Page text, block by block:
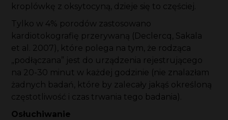
kroplówkę z oksytocyną, dzieje się to częściej.
Tylko w 4% porodów zastosowano
kardiotokografię przerywaną (Declercq, Sakala
et al. 2007), które polega na tym, że rodząca
„podłączana” jest do urządzenia rejestrującego
na 20-30 minut w każdej godzinie (nie znalazłam
żadnych badań, które by zalecały jakąś określoną
częstotliwość i czas trwania tego badania).
Osłuchiwanie